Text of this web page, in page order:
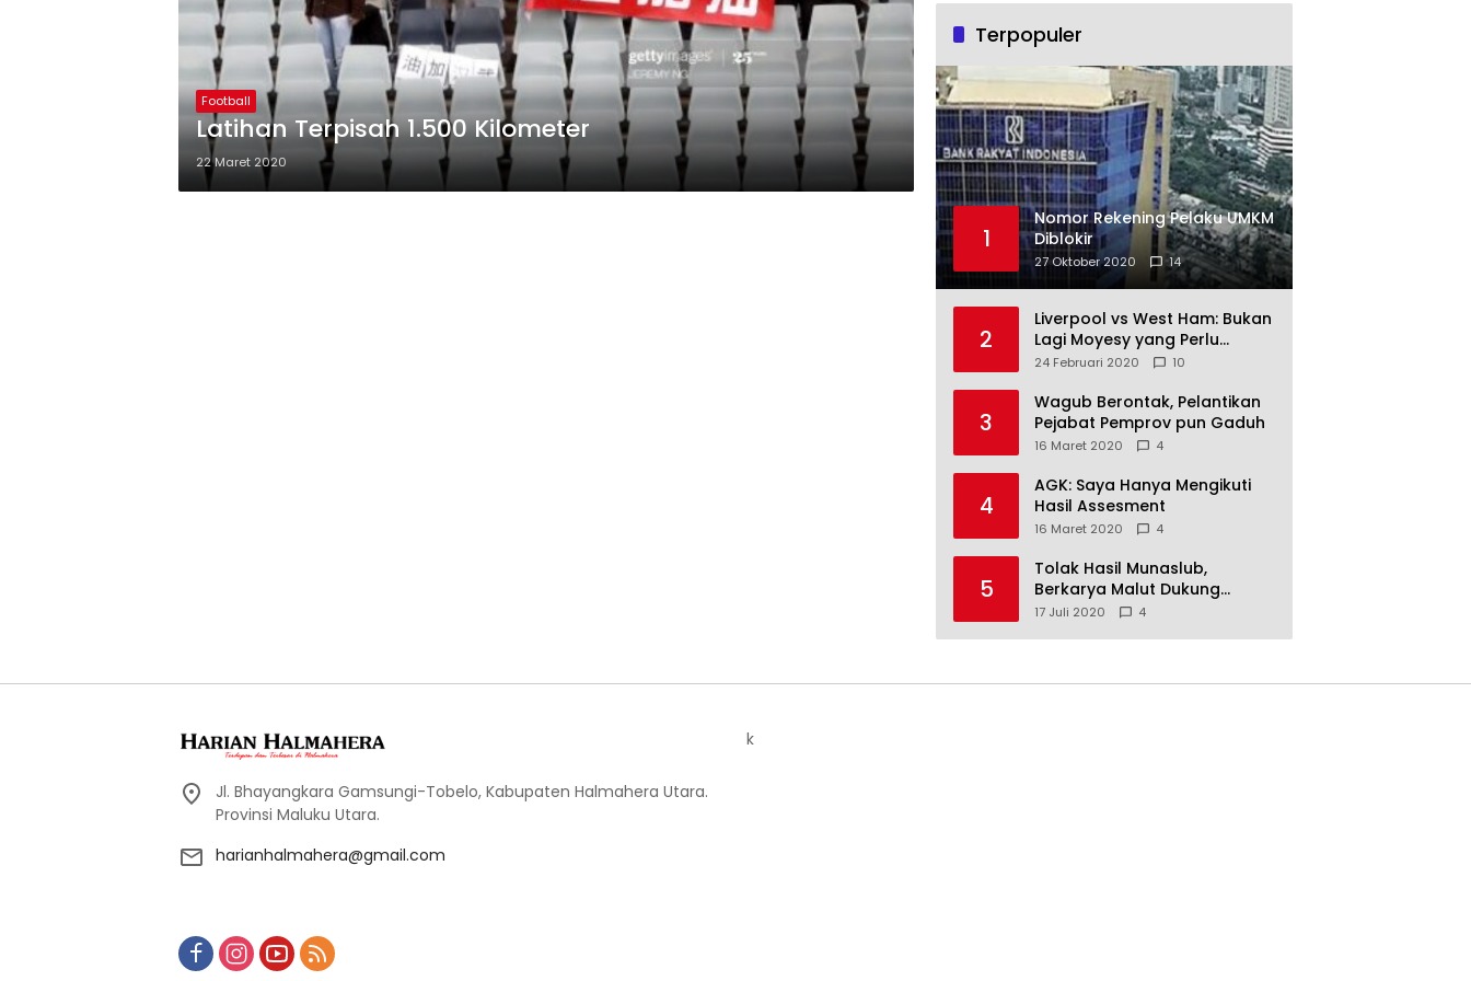
Football
Latihan Terpisah 1.500 Kilometer
22 Maret 2020
Terpopuler
1
Nomor Rekening Pelaku UMKM
Diblokir
27 Oktober 2020 14
2
Liverpool vs West Ham: Bukan
Lagi Moyesy yang Perlu
Ditakuti
24 Februari 2020 10
3
Wagub Berontak, Pelantikan
Pejabat Pemprov pun Gaduh
16 Maret 2020 4
4
AGK: Saya Hanya Mengikuti
Hasil Assesment
16 Maret 2020 4
5
Tolak Hasil Munaslub,
Berkarya Malut Dukung
Tommy Soeharto
17 Juli 2020 4
Jl. Bhayangkara Gamsungi-Tobelo, Kabupaten Halmahera Utara.
Provinsi Maluku Utara.
harianhalmahera@gmail.com
k